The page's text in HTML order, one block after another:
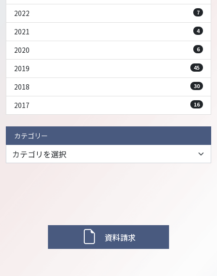
2022 7
2021 4
2020 6
2019 45
2018 30
2017 16
カテゴリー
資料請求